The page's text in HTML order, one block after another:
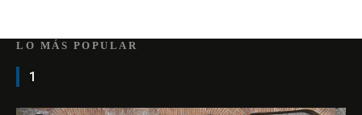
LO MÁS POPULAR
1